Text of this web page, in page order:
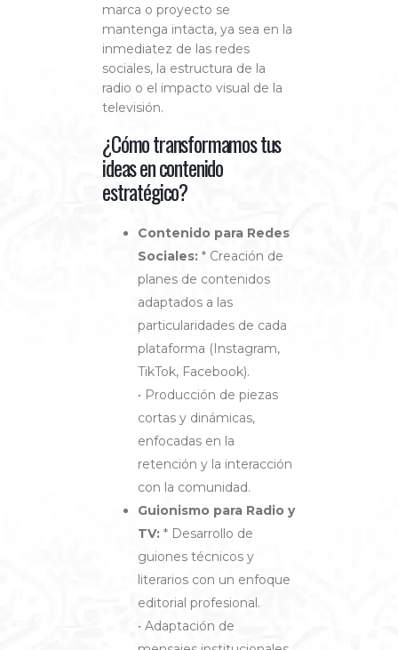
marca o proyecto se
mantenga intacta, ya sea en la
inmediatez de las redes
sociales, la estructura de la
radio o el impacto visual de la
televisión.
¿Cómo transformamos tus
ideas en contenido
estratégico?
Contenido para Redes
Sociales: * Creación de
planes de contenidos
adaptados a las
particularidades de cada
plataforma (Instagram,
TikTok, Facebook).
• Producción de piezas
cortas y dinámicas,
enfocadas en la
retención y la interacción
con la comunidad.
Guionismo para Radio y
TV: * Desarrollo de
guiones técnicos y
literarios con un enfoque
editorial profesional.
• Adaptación de